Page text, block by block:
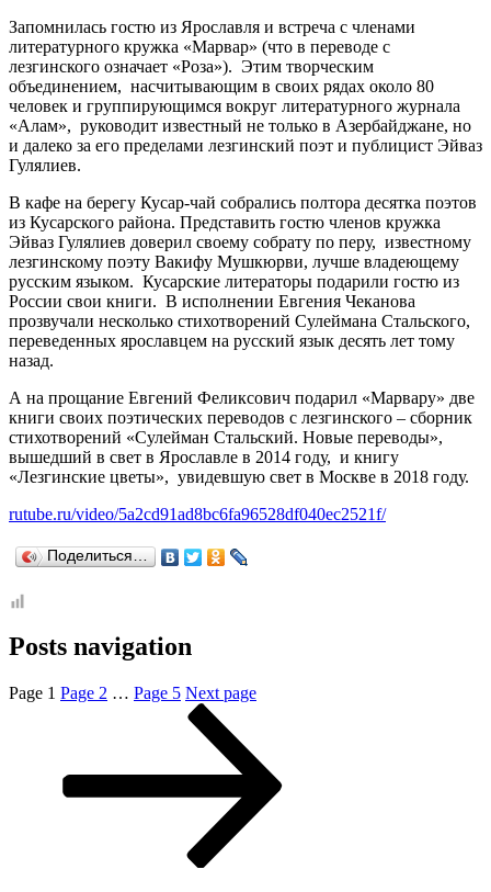
Запомнилась гостю из Ярославля и встреча с членами
литературного кружка «Марвар» (что в переводе с
лезгинского означает «Роза»). Этим творческим
объединением, насчитывающим в своих рядах около 80
человек и группирующимся вокруг литературного журнала
«Алам», руководит известный не только в Азербайджане, но
и далеко за его пределами лезгинский поэт и публицист Эйваз
Гулялиев.
В кафе на берегу Кусар-чай собрались полтора десятка поэтов
из Кусарского района. Представить гостю членов кружка
Эйваз Гулялиев доверил своему собрату по перу, известному
лезгинскому поэту Вакифу Мушкюрви, лучше владеющему
русским языком. Кусарские литераторы подарили гостю из
России свои книги. В исполнении Евгения Чеканова
прозвучали несколько стихотворений Сулеймана Стальского,
переведенных ярославцем на русский язык десять лет тому
назад.
А на прощание Евгений Феликсович подарил «Марвару» две
книги своих поэтических переводов с лезгинского – сборник
стихотворений «Сулейман Стальский. Новые переводы»,
вышедший в свет в Ярославле в 2014 году, и книгу
«Лезгинские цветы», увидевшую свет в Москве в 2018 году.
rutube.ru/video/5a2cd91ad8bc6fa96528df040ec2521f/
Поделиться…
Posts navigation
Page 1 Page 2 … Page 5 Next page